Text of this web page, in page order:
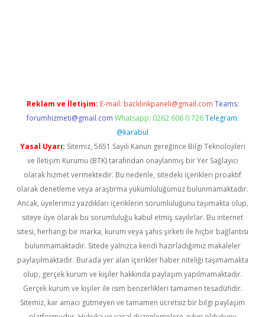
Reklam ve İletişim: E-mail: backlinkpaneli@gmail.com Teams:
forumhizmeti@gmail.com Whatsapp: 0262 606 0 726 Telegram:
@karabul
Yasal Uyarı: Sitemiz, 5651 Sayılı Kanun gereğince Bilgi Teknolojileri
ve İletişim Kurumu (BTK) tarafından onaylanmış bir Yer Sağlayıcı
olarak hizmet vermektedir. Bu nedenle, sitedeki içerikleri proaktif
olarak denetleme veya araştırma yükümlülüğümüz bulunmamaktadır.
Ancak, üyelerimiz yazdıkları içeriklerin sorumluluğunu taşımakta olup,
siteye üye olarak bu sorumluluğu kabul etmiş sayılırlar. Bu internet
sitesi, herhangi bir marka, kurum veya şahıs şirketi ile hiçbir bağlantısı
bulunmamaktadır. Sitede yalnızca kendi hazırladığımız makaleler
paylaşılmaktadır. Burada yer alan içerikler haber niteliği taşımamakta
olup, gerçek kurum ve kişiler hakkında paylaşım yapılmamaktadır.
Gerçek kurum ve kişiler ile isim benzerlikleri tamamen tesadüfidir.
Sitemiz, kar amacı gütmeyen ve tamamen ücretsiz bir bilgi paylaşım